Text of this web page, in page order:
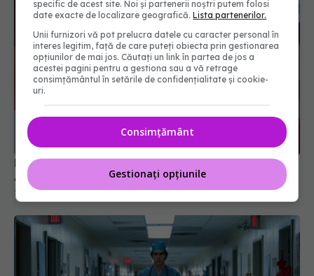
Mara Bănică, în stare dificilă după gripa A:
Absolut îngrozitor!
22 feb 2026, 13:59
specific de acest site. Noi și partenerii noștri putem folosi
date exacte de localizare geografică.Lista partenerilor.
Unii furnizori vă pot prelucra datele cu caracter personal în
interes legitim, față de care puteți obiecta prin gestionarea
opțiunilor de mai jos. Căutați un link în partea de jos a
acestei pagini pentru a gestiona sau a vă retrage
consimțământul în setările de confidențialitate și cookie-
uri.
Consimțământ
Gestionați opțiunile